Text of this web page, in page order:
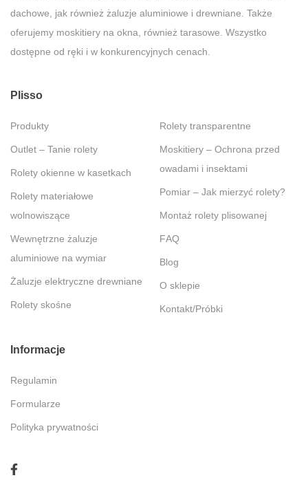
dachowe, jak również żaluzje aluminiowe i drewniane. Także
oferujemy moskitiery na okna, również tarasowe. Wszystko
dostępne od ręki i w konkurencyjnych cenach.
Plisso
Produkty
Outlet – Tanie rolety
Rolety okienne w kasetkach
Rolety materiałowe
wolnowiszące
Wewnętrzne żaluzje
aluminiowe na wymiar
Żaluzje elektryczne drewniane
Rolety skośne
Rolety transparentne
Moskitiery – Ochrona przed
owadami i insektami
Pomiar – Jak mierzyć rolety?
Montaż rolety plisowanej
FAQ
Blog
O sklepie
Kontakt/Próbki
Informacje
Regulamin
Formularze
Polityka prywatności